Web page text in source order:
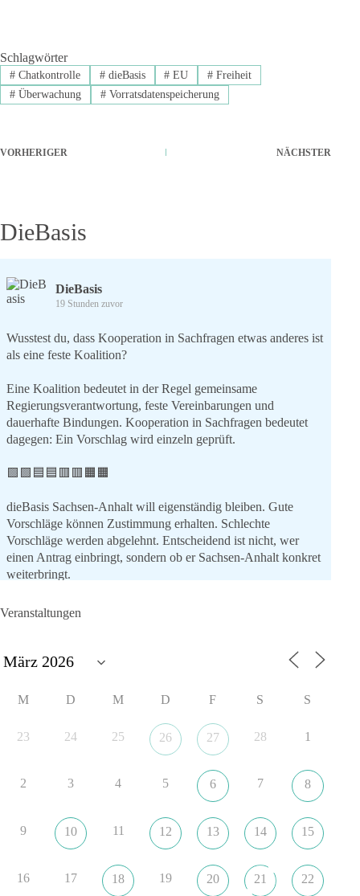
Schlagwörter
#Chatkontrolle #dieBasis # EU # Freiheit
#Überwachung #Vorratsdatenspeicherung
VORHERIGER NÄCHSTER
DieBasis
DieBasis
19 Stunden zuvor
Wusstest du, dass Kooperation in Sachfragen etwas anderes ist
als eine feste Koalition?
Eine Koalition bedeutet in der Regel gemeinsame
Regierungsverantwortung, feste Vereinbarungen und
dauerhafte Bindungen. Kooperation in Sachfragen bedeutet
dagegen: Ein Vorschlag wird einzeln geprüft.
🟩🟩🟦🟦🟥🟥🟧🟧
dieBasis Sachsen-Anhalt will eigenständig bleiben. Gute
Vorschläge können Zustimmung erhalten. Schlechte
Vorschläge werden abgelehnt. Entscheidend ist nicht, wer
einen Antrag einbringt, sondern ob er Sachsen-Anhalt konkret
weiterbringt.
Ablehnung. Keine politische Verschmelzung.
Entscheidungen? 👇
#dieBasis #SachsenAnhalt #Landtagswahl2026
#Kooperation
24 Stunden zuvor
„Plandemie-Logik Reloaded“
Sie sagten immer und immer wieder: „Nur die Impfung rettet
Veranstaltungen
M D M D F S S
23 24 25 26 27 28 1
2 3 4 5 6 7 8
9 10 11 12 13 14 15
16 17 18 19 20 21 22